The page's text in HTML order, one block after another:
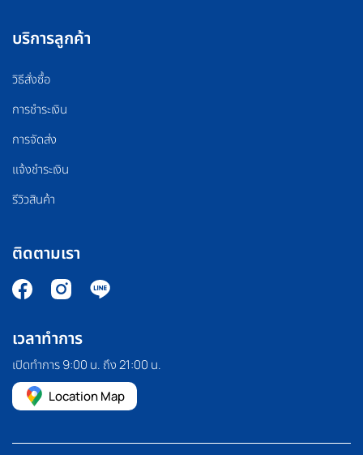
บริการลูกค้า
วิธีสั่งซื้อ
การชำระเงิน
การจัดส่ง
แจ้งชำระเงิน
รีวิวสินค้า
ติดตามเรา
เวลาทำการ
เปิดทำการ 9:00 น. ถึง 21:00 น.
Location Map